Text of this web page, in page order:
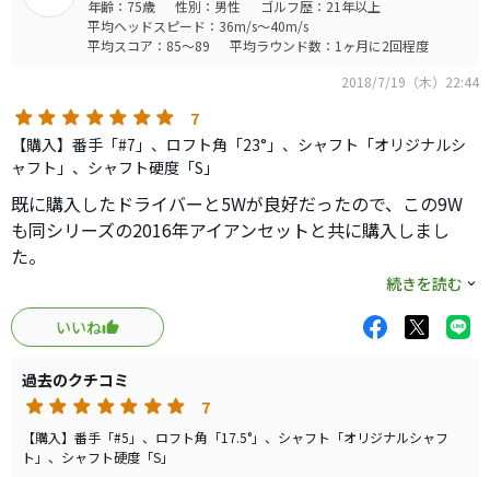
年齢：75歳 性別：男性
ゴルフ歴：21年以上
平均ヘッドスピード：36m/s～40m/s
平均スコア：85～89
平均ラウンド数：1ヶ月に2回程度
2018/7/19（木）22:44
7
【購入】番手「#7」、ロフト角「23°」、シャフト「オリジナルシ
ャフト」、シャフト硬度「S」
既に購入したドライバーと5Wが良好だったので、この9W
も同シリーズの2016年アイアンセットと共に購入しまし
た。
インプレは5Wに記載の通りですが、FWについて強いて言
えば、ヘッドがもう少し大きい方が安心してアドレスでき
今年は全番手ONOFFでプレーしようと思います。
続きを読む
いいね
過去のクチコミ
7
【購入】番手「#5」、ロフト角「17.5°」、シャフト「オリジナルシャフ
ト」、シャフト硬度「S」